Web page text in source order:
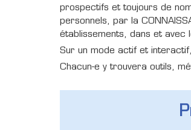
prospectifs et toujours de
personnels, par la
établissements, dans et avec
Sur un mode actif et
Chacun-e y trouvera outils,